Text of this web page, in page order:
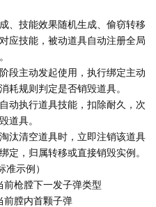
、技能效果随机生成、偷窃转移
应技能，被动道具自动注册全局
段主动发起使用，执行绑定主动
耗规则判定是否销毁道具。
动执行道具技能，扣除耐久，次
道具。
汰清空道具时，立即注销该道具
定，归属转移或直接销毁实例。
示例）
枪膛下一发子弹类型
膛内首颗子弹